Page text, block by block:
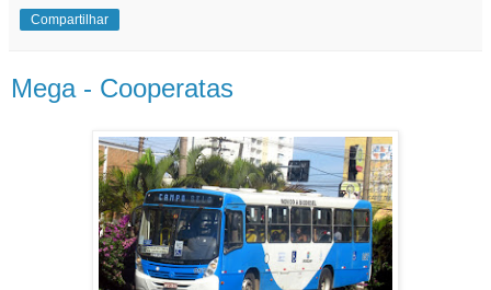
Compartilhar
Mega - Cooperatas